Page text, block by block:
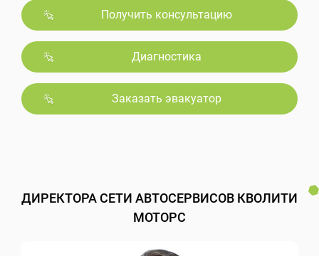
Получить консультацию
Диагностика
Заказать эвакуатор
ДИРЕКТОРА СЕТИ АВТОСЕРВИСОВ КВОЛИТИ
МОТОРС